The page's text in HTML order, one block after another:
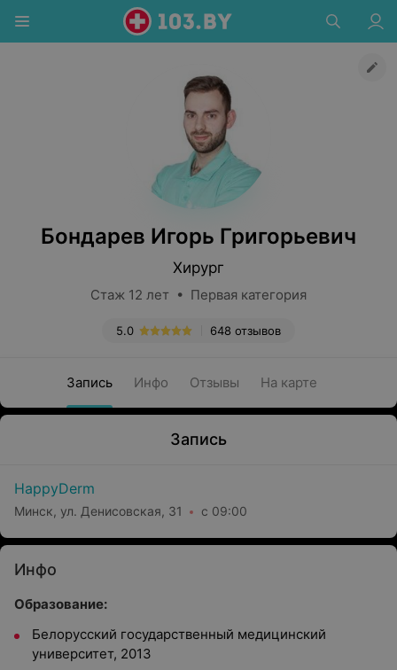
Бондарев Игорь Григорьевич
Хирург
Стаж 12 лет • Первая категория
648 отзывов
5.0
Запись Инфо Отзывы На карте
Запись
HappyDerm
Минск, ул. Денисовская, 31 с 09:00
Инфо
Образование:
Белорусский государственный медицинский
университет, 2013